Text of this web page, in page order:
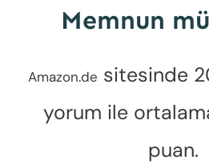
Memnun
Amazon.de sitesinde
yorum ile
puan.